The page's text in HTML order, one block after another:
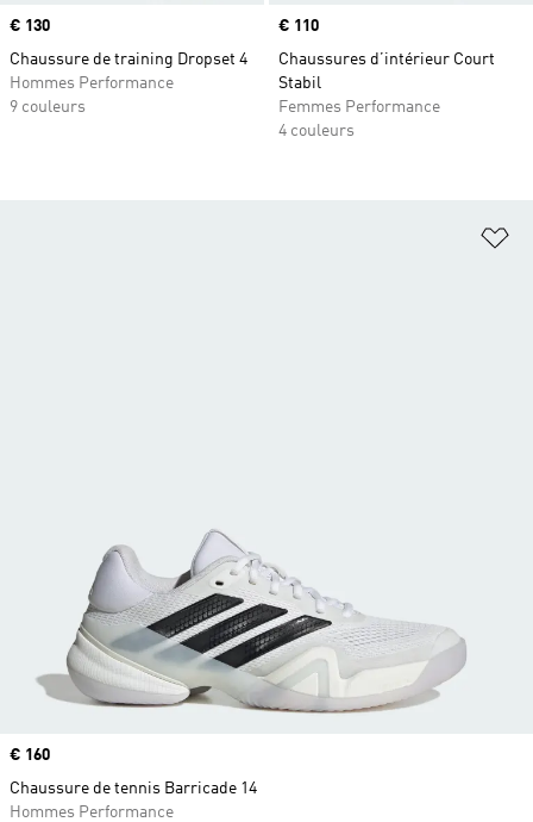
Prix
€ 130
Chaussure de training Dropset 4
Hommes Performance
9 couleurs
Prix
€ 110
Chaussures d’intérieur Court
Stabil
Femmes Performance
4 couleurs
Prix
€ 160
Chaussure de tennis Barricade 14
Hommes Performance